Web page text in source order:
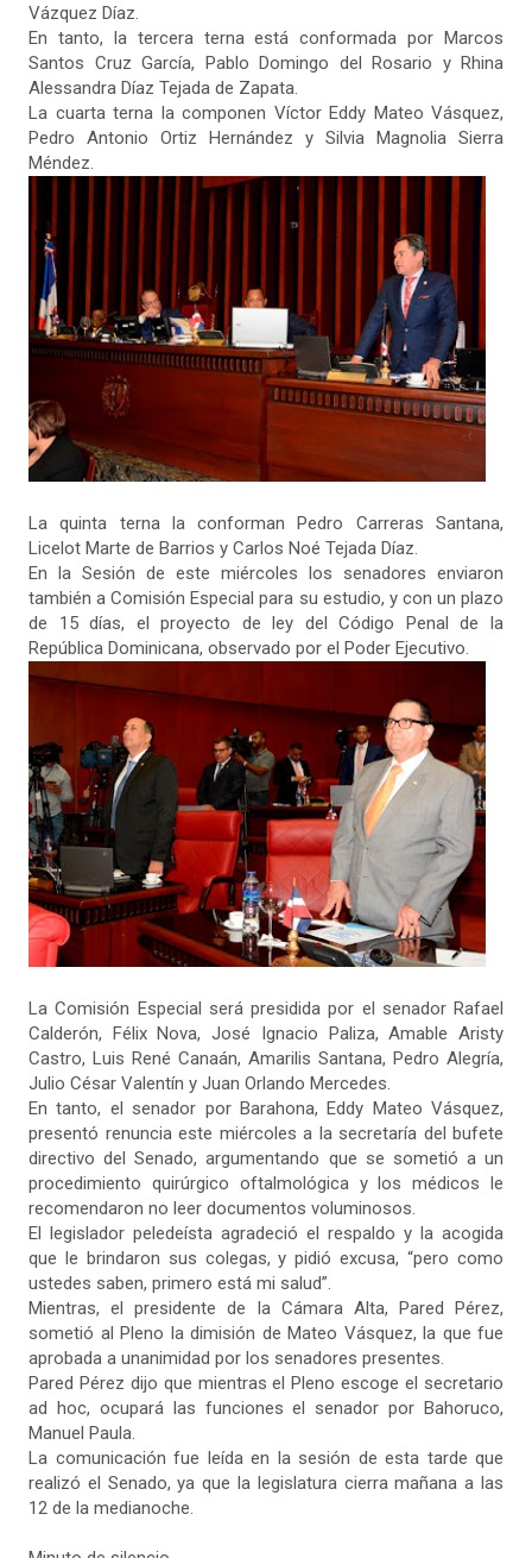
Vázquez Díaz.
En tanto, la tercera terna está conformada por Marcos
Santos Cruz García, Pablo Domingo del Rosario y Rhina
Alessandra Díaz Tejada de Zapata.
La cuarta terna la componen Víctor Eddy Mateo Vásquez,
Pedro Antonio Ortiz Hernández y Silvia Magnolia Sierra
Méndez.
La quinta terna la conforman Pedro Carreras Santana,
Licelot Marte de Barrios y Carlos Noé Tejada Díaz.
En la Sesión de este miércoles los senadores enviaron
también a Comisión Especial para su estudio, y con un plazo
de 15 días, el proyecto de ley del Código Penal de la
República Dominicana, observado por el Poder Ejecutivo.
La Comisión Especial será presidida por el senador Rafael
Calderón, Félix Nova, José Ignacio Paliza, Amable Aristy
Castro, Luis René Canaán, Amarilis Santana, Pedro Alegría,
Julio César Valentín y Juan Orlando Mercedes.
En tanto, el senador por Barahona, Eddy Mateo Vásquez,
presentó renuncia este miércoles a la secretaría del bufete
directivo del Senado, argumentando que se sometió a un
procedimiento quirúrgico oftalmológica y los médicos le
recomendaron no leer documentos voluminosos.
El legislador peledeísta agradeció el respaldo y la acogida
que le brindaron sus colegas, y pidió excusa, “pero como
ustedes saben, primero está mi salud”.
Mientras, el presidente de la Cámara Alta, Pared Pérez,
sometió al Pleno la dimisión de Mateo Vásquez, la que fue
aprobada a unanimidad por los senadores presentes.
Pared Pérez dijo que mientras el Pleno escoge el secretario
ad hoc, ocupará las funciones el senador por Bahoruco,
Manuel Paula.
La comunicación fue leída en la sesión de esta tarde que
realizó el Senado, ya que la legislatura cierra mañana a las
12 de la medianoche.